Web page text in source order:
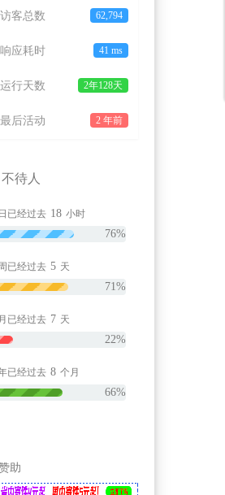
62,794
访客总数
41 ms
响应耗时
2年128天
运行天数
2 年前
最后活动
待人
已经过去 18 小时
76%
已经过去 5 天
71%
已经过去 7 天
22%
已经过去 8 个月
66%
助